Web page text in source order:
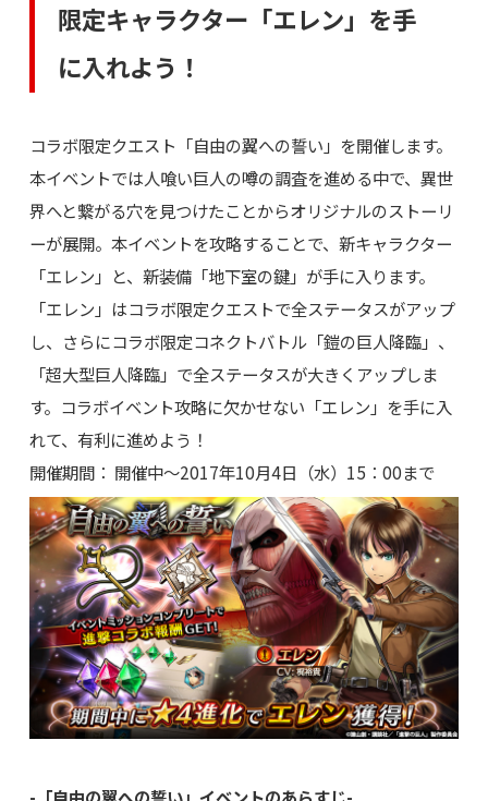
限定キャラクター「エレン」を手
に入れよう！
コラボ限定クエスト「自由の翼への誓い」を開催します。
本イベントでは人喰い巨人の噂の調査を進める中で、異世
界へと繋がる穴を見つけたことからオリジナルのストーリ
ーが展開。本イベントを攻略することで、新キャラクター
「エレン」と、新装備「地下室の鍵」が手に入ります。
「エレン」はコラボ限定クエストで全ステータスがアップ
し、さらにコラボ限定コネクトバトル「鎧の巨人降臨」、
「超大型巨人降臨」で全ステータスが大きくアップしま
す。コラボイベント攻略に欠かせない「エレン」を手に入
れて、有利に進めよう！
開催期間： 開催中～2017年10月4日（水）15：00まで